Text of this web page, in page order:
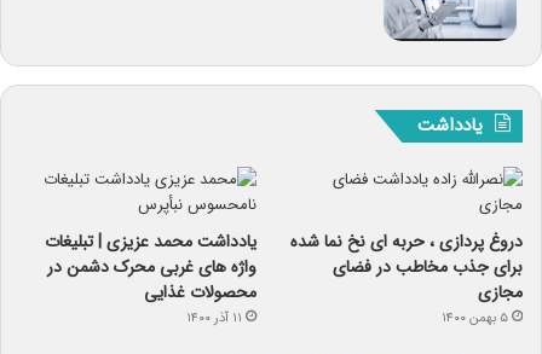
یادداشت
دروغ پردازی ، حربه ای نخ نما شده
برای جذب مخاطب در فضای
مجازی
۵ بهمن ۱۴۰۰
یادداشت محمد عزیزی | تبلیغات
واژه های غربی محرک دشمن در
محصولات غذایی
۱۱ آذر ۱۴۰۰